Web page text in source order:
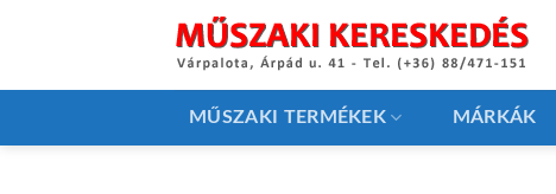
MŰSZAKI TERMÉKEK MÁRKÁK